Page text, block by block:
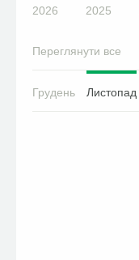
2026 2025
Переглянути все
Грудень Листопад